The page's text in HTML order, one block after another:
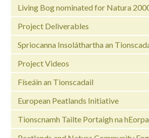
Living Bog nominated for Natura
Project Deliverables
Spriocanna Insoláthartha an
Project Videos
Físeáin an Tionscadail
European Peatlands Initiative
Tionscnamh Tailte Portaigh na hEorpa